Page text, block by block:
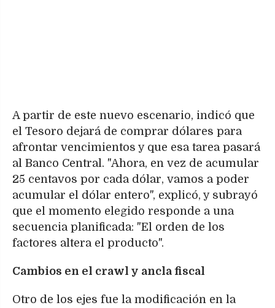
A partir de este nuevo escenario, indicó que
el Tesoro dejará de comprar dólares para
afrontar vencimientos y que esa tarea pasará
al Banco Central. "Ahora, en vez de acumular
25 centavos por cada dólar, vamos a poder
acumular el dólar entero", explicó, y subrayó
que el momento elegido responde a una
secuencia planificada: "El orden de los
factores altera el producto".
Cambios en el crawl y ancla fiscal
Otro de los ejes fue la modificación en la